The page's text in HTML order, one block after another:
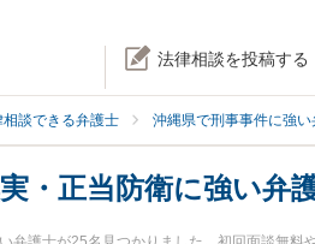
法律相談を投稿する
談できる弁護士 沖縄県で刑事事件に強い
・正当防衛に強い弁